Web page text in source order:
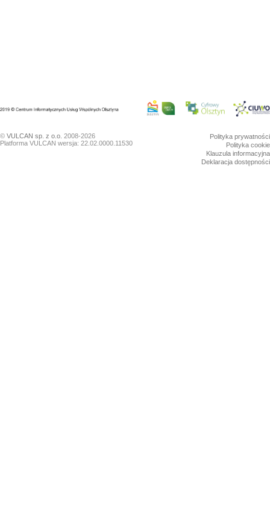
© VULCAN sp. z o.o. 2008-2026
Platforma VULCAN wersja: 22.02.0000.11530
Polityka prywatności
Polityka cookie
Klauzula informacyjna
Deklaracja dostępności